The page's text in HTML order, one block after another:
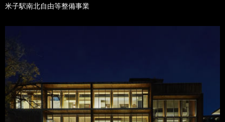
米子駅南北自由等整備事業